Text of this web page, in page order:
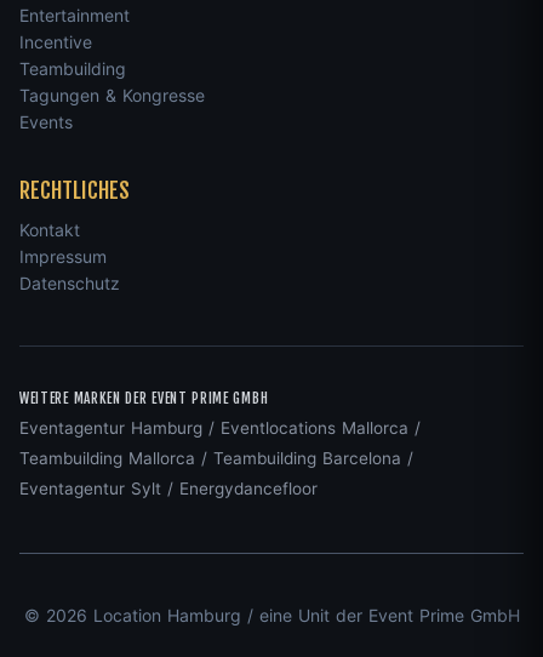
Entertainment
Incentive
Teambuilding
Tagungen & Kongresse
Events
RECHTLICHES
Kontakt
Impressum
Datenschutz
WEITERE MARKEN DER EVENT PRIME GMBH
Eventagentur Hamburg / Eventlocations Mallorca /
Teambuilding Mallorca / Teambuilding Barcelona /
Eventagentur Sylt / Energydancefloor
© 2026 Location Hamburg / eine Unit der Event Prime GmbH